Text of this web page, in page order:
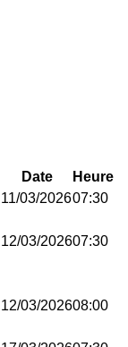
Date
Heure
11/03/202607:30
12/03/202607:30
12/03/202608:00